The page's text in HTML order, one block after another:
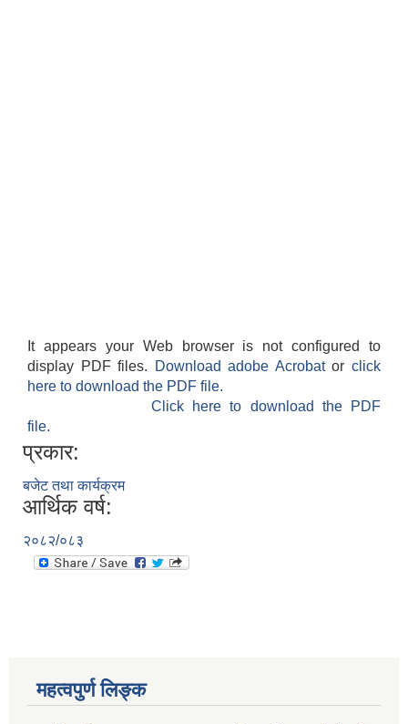
It appears your Web browser is not configured to
display PDF files.
Download adobe Acrobatorclick
here to download the PDF file.
Click here to download the PDF
file.
प्रकार:
बजेट तथा कार्यक्रम
आर्थिक वर्ष:
२०८२/०८३
महत्वपुर्ण लिङ्क